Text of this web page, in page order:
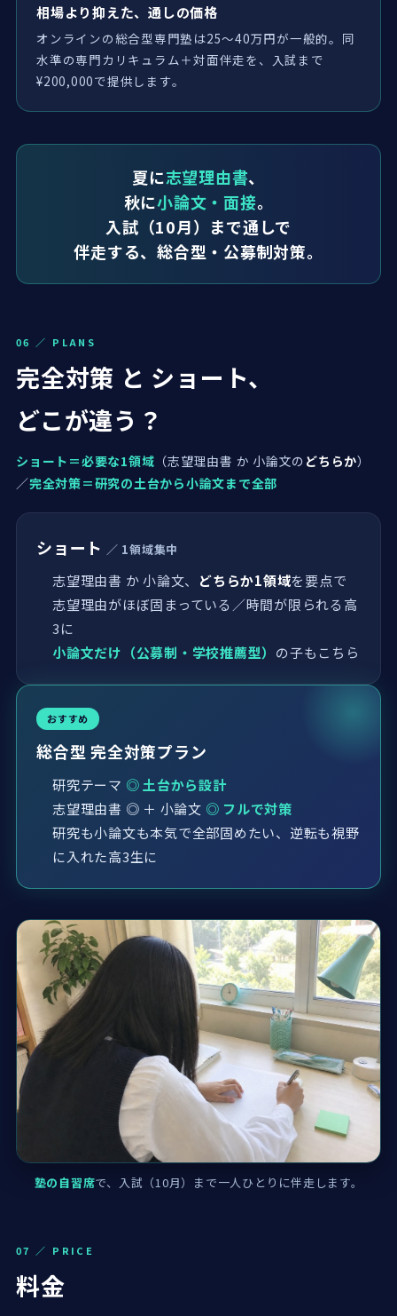
相場より抑えた、通しの価格
オンラインの総合型専門塾は25〜40万円が一般的。同
水準の専門カリキュラム＋対面伴走を、入試まで
¥200,000で提供します。
夏に志望理由書、
秋に小論文・面接。
入試（10月）まで通しで
伴走する、総合型・公募制対策。
06 ／ PLANS
完全対策 と ショート、
どこが違う？
ショート＝必要な1領域 （志望理由書 か 小論文の どちらか）
／完全対策＝研究の土台から小論文まで全部
ショート ／ 1領域集中
志望理由書 か 小論文、 どちらか1領域を要点で
志望理由がほぼ固まっている／時間が限られる高
3に
小論文だけ（公募制・学校推薦型） の子もこちら
おすすめ
総合型 完全対策プラン
研究テーマ ◎ 土台から設計
志望理由書 ◎ ＋ 小論文 ◎ フルで対策
研究も小論文も本気で全部固めたい、逆転も視野
に入れた高3生に
塾の自習席で、入試（10月）まで一人ひとりに伴走します。
07 ／ PRICE
料金